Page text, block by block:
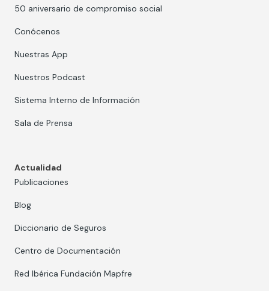
50 aniversario de compromiso social
Conócenos
Nuestras App
Nuestros Podcast
Sistema Interno de Información
Sala de Prensa
Actualidad
Publicaciones
Blog
Diccionario de Seguros
Centro de Documentación
Red Ibérica Fundación Mapfre